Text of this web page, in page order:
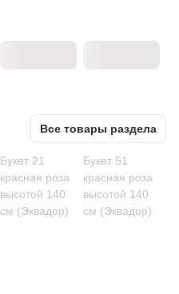
Все товары раздела
Букет 21
красная роза
высотой 140
см (Эквадор)
Букет 51
красная роза
высотой 140
см (Эквадор)